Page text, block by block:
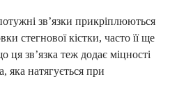
зв’язки прикріплюються
стегнової кістки, часто її ще
зв’язка теж додає міцності
яка натягується при